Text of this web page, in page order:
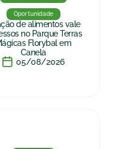
Oportunidade
de alimentos vale
no Parque Terras
Florybal em
Canela
05/08/2026